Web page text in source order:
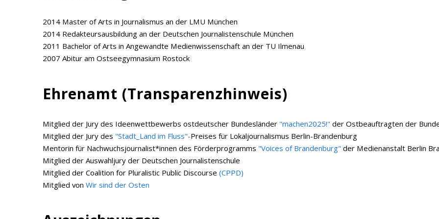
2014 Master of Arts in Journalismus an der LMU München
2014 Redakteursausbildung an der Deutschen Journalistenschule München
2011 Bachelor of Arts in Angewandte Medienwissenschaft an der TU Ilmenau
2007 Abitur am Ostseegymnasium Rostock
Ehrenamt (Transparenzhinweis)
Mitglied der Jury des Ideenwettbewerbs ostdeutscher Bundesländer "machen2025!" der Ostbeauftragten der
Mitglied der Jury des "Stadt_Land im Fluss"-Preises für Lokaljournalismus Berlin-Brandenburg
Mentorin für Nachwuchsjournalist*innen des Förderprogramms "Voices of Brandenburg" der Medienanstalt Berlin
Mitglied der Auswahljury der Deutschen Journalistenschule
Mitglied der Coalition for Pluralistic Public Discourse (CPPD)
Mitglied von Wir sind der Osten